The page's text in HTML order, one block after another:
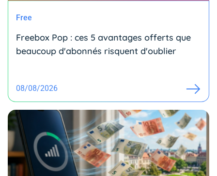
Free
Freebox Pop : ces 5 avantages offerts que
beaucoup d'abonnés risquent d'oublier
08/08/2026